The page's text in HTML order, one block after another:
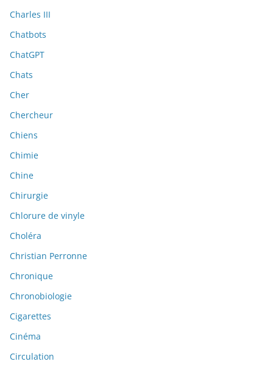
Charles III
Chatbots
ChatGPT
Chats
Cher
Chercheur
Chiens
Chimie
Chine
Chirurgie
Chlorure de vinyle
Choléra
Christian Perronne
Chronique
Chronobiologie
Cigarettes
Cinéma
Circulation